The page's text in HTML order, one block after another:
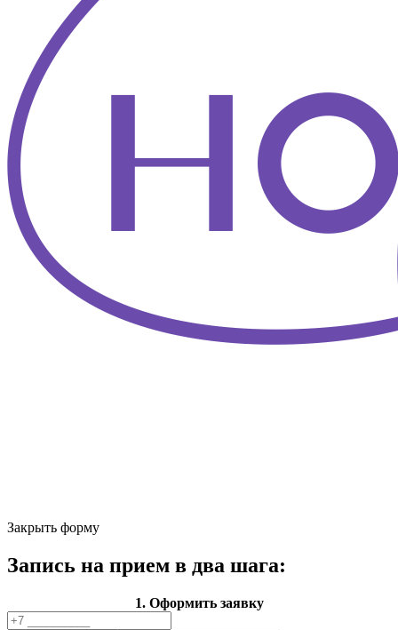
Закрыть форму
Запись на прием в два шага:
1. Оформить заявку